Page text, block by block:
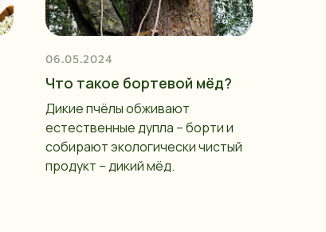
06.05.2024
Что такое бортевой мёд?
Дикие пчёлы обживают
естественные дупла – борти и
собирают экологически чистый
продукт – дикий мёд.